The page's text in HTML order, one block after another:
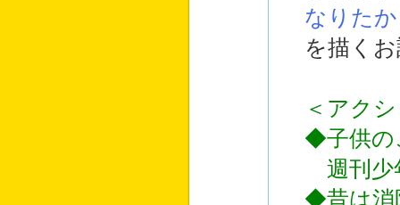
なりた
を描くお
＜アク
◆子供の
週刊少年
◆昔は消